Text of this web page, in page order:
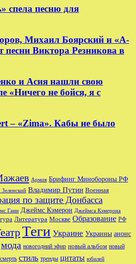
спела песню для
Михаил Боярский и «А-
песни Виктора Резникова в
и Асия нашли свою
«Ничего не бойся, я с
– «Zima». Кабы не было
Армия Брифинг Минобороны РФ
Владимир Путин Военная
по защите Донбасса
Ганн Джеймс Кэмерон Джеймса Кэмерона
Литература Москве Образование РФ
Теги Украине Украины анонс
мода новогодний эфир новый альбом новый
смерть стиль тренды цитаты юбилей